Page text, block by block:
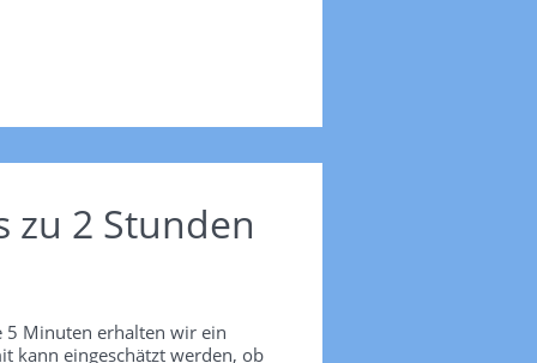
zu 2 Stunden
5 Minuten erhalten wir ein
kann eingeschätzt werden, ob